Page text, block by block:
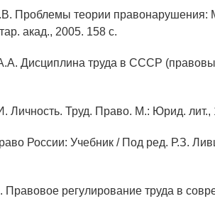
Проблемы теории правонарушения:
акад., 2005. 158 с.
Дисциплина труда в СССР
Личность. Труд. Право. М.: Юрид. лит.,
России: Учебник / Под ред. Р.З.
Правовое регулирование труда в